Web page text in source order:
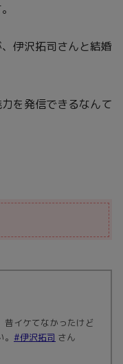
伊沢拓司さんと結婚
を発信できるなんて
昔イケてなかったけど
#伊沢拓司 さん